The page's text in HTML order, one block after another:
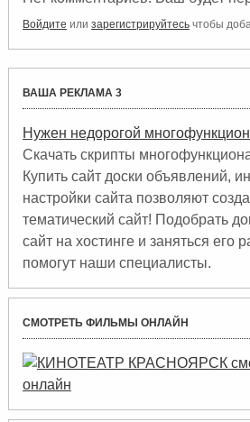
Войдите или зарегистрируйтесьчтобы
ВАША РЕКЛАМА 3
Нужен недорогой
Скачать скрипты
Купить сайт доски объявлений,
настройки сайта позволяют
тематический сайт! Подобрать
сайт на хостинге и заняться его
помогут наши специалисты.
СМОТРЕТЬ ФИЛЬМЫ ОНЛАЙН